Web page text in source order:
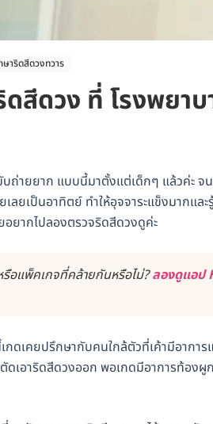
ษาริดสีดวงทวาร
ดสีดวง ที่ โรงพยา
ถ่ายยาก แบบนี้มาตั้งแต่เด็กๆ แล้วค่ะ จ
เลยเป็นอาทิตย์ ทำให้อุจจาระแข็งมาก
ยากไปลองตรวจริดสีดวงดูค่ะ
อแพ็คเกจที่คล้ายกันหรือไม่?ลองดูแอป
กดเคยปรึกษากับคนใกล้ตัวที่เค้ามีอาก
เอาริดสีดวงออก พอเกดมีอาการท้อง